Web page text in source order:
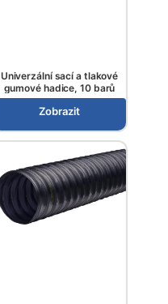
Univerzální sací a tlakové
gumové hadice, 10 barů
Zobrazit